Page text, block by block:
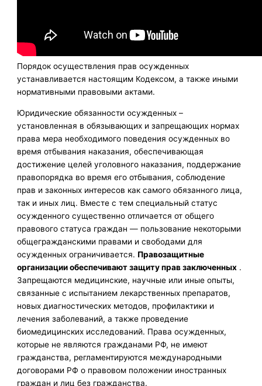
Порядок осуществления прав осужденных
устанавливается настоящим Кодексом, а также иными
нормативными правовыми актами.
Юридические обязанности осужденных –
установленная в обязывающих и запрещающих нормах
права мера необходимого поведения осужденных во
время отбывания наказания, обеспечивающая
достижение целей уголовного наказания, поддержание
правопорядка во время его отбывания, соблюдение
прав и законных интересов как самого обязанного лица,
так и иных лиц. Вместе с тем специальный статус
осужденного существенно отличается от общего
правового статуса граждан — пользование некоторыми
общегражданскими правами и свободами для
осужденных ограничивается. Правозащитные
организации обеспечивают защиту прав заключенных .
Запрещаются медицинские, научные или иные опыты,
связанные с испытанием лекарственных препаратов,
новых диагностических методов, профилактики и
лечения заболеваний, а также проведение
биомедицинских исследований. Права осужденных,
которые не являются гражданами РФ, не имеют
гражданства, регламентируются международными
договорами РФ о правовом положении иностранных
граждан и лиц без гражданства.